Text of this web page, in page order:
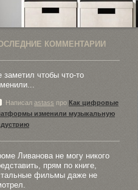
КОММЕНТАРИИ
заметил чтобы что-то
Написал astass про Как цифровые
изменили музыкальную
Ливанова не могу никого
прям по книге,
фильмы даже не